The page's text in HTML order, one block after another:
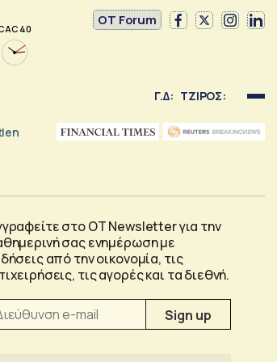
40
OT Forum
Γ.Δ: ΤΖΙΡΟΣ:
στο OT Newsletter για την
σας ενημέρωση με
από την οικονομία, τις
τις αγορές και τα διεθνή.